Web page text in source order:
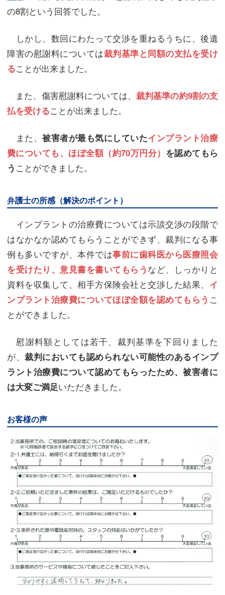
の8割という回答でした。
しかし、数回にわたって交渉を重ねるうちに、後遺
障害の慰謝料については裁判基準と同額の支払を受け
ることが出来ました。
また、傷害慰謝料については、 裁判基準の約9割の支
払を受けることが出来ました。
また、被害者が最も気にしていたインプラント治療
費についても、ほぼ全額（約70万円分） を認めてもら
う ことができました。
弁護士の所感（解決のポイント）
インプラントの治療費については示談交渉の段階で
はなかなか認めてもらうことができず、裁判になる事
例も多いですが、本件では事前に歯科医から医療照会
を受けたり、意見書を書いてもらうなど、しっかりと
資料を収集して、相手方保険会社と交渉した結果、 イ
ンプラント治療費についてほぼ全額を認めてもらう こ
とができました。
慰謝料額としては若干、裁判基準を下回りました
が、裁判においても認められない可能性のあるインプ
ラント治療費について認めてもらったため、被害者に
は大変ご満足いただきました。
お客様の声